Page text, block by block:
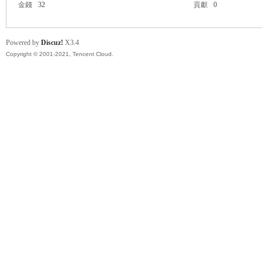
金錢
32 貢獻 0
Powered by Discuz! X3.4
Copyright © 2001-2021, Tencent Cloud.